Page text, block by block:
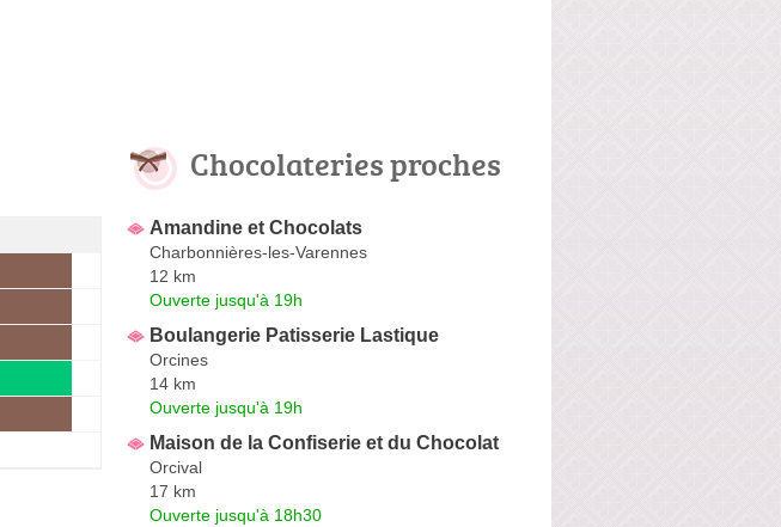
Chocolateries proches
Amandine et Chocolats
Charbonnières-les-Varennes
12 km
Ouverte jusqu'à 19h
Boulangerie Patisserie Lastique
Orcines
14 km
Ouverte jusqu'à 19h
Maison de la Confiserie et du Chocolat
Orcival
17 km
Ouverte jusqu'à 18h30